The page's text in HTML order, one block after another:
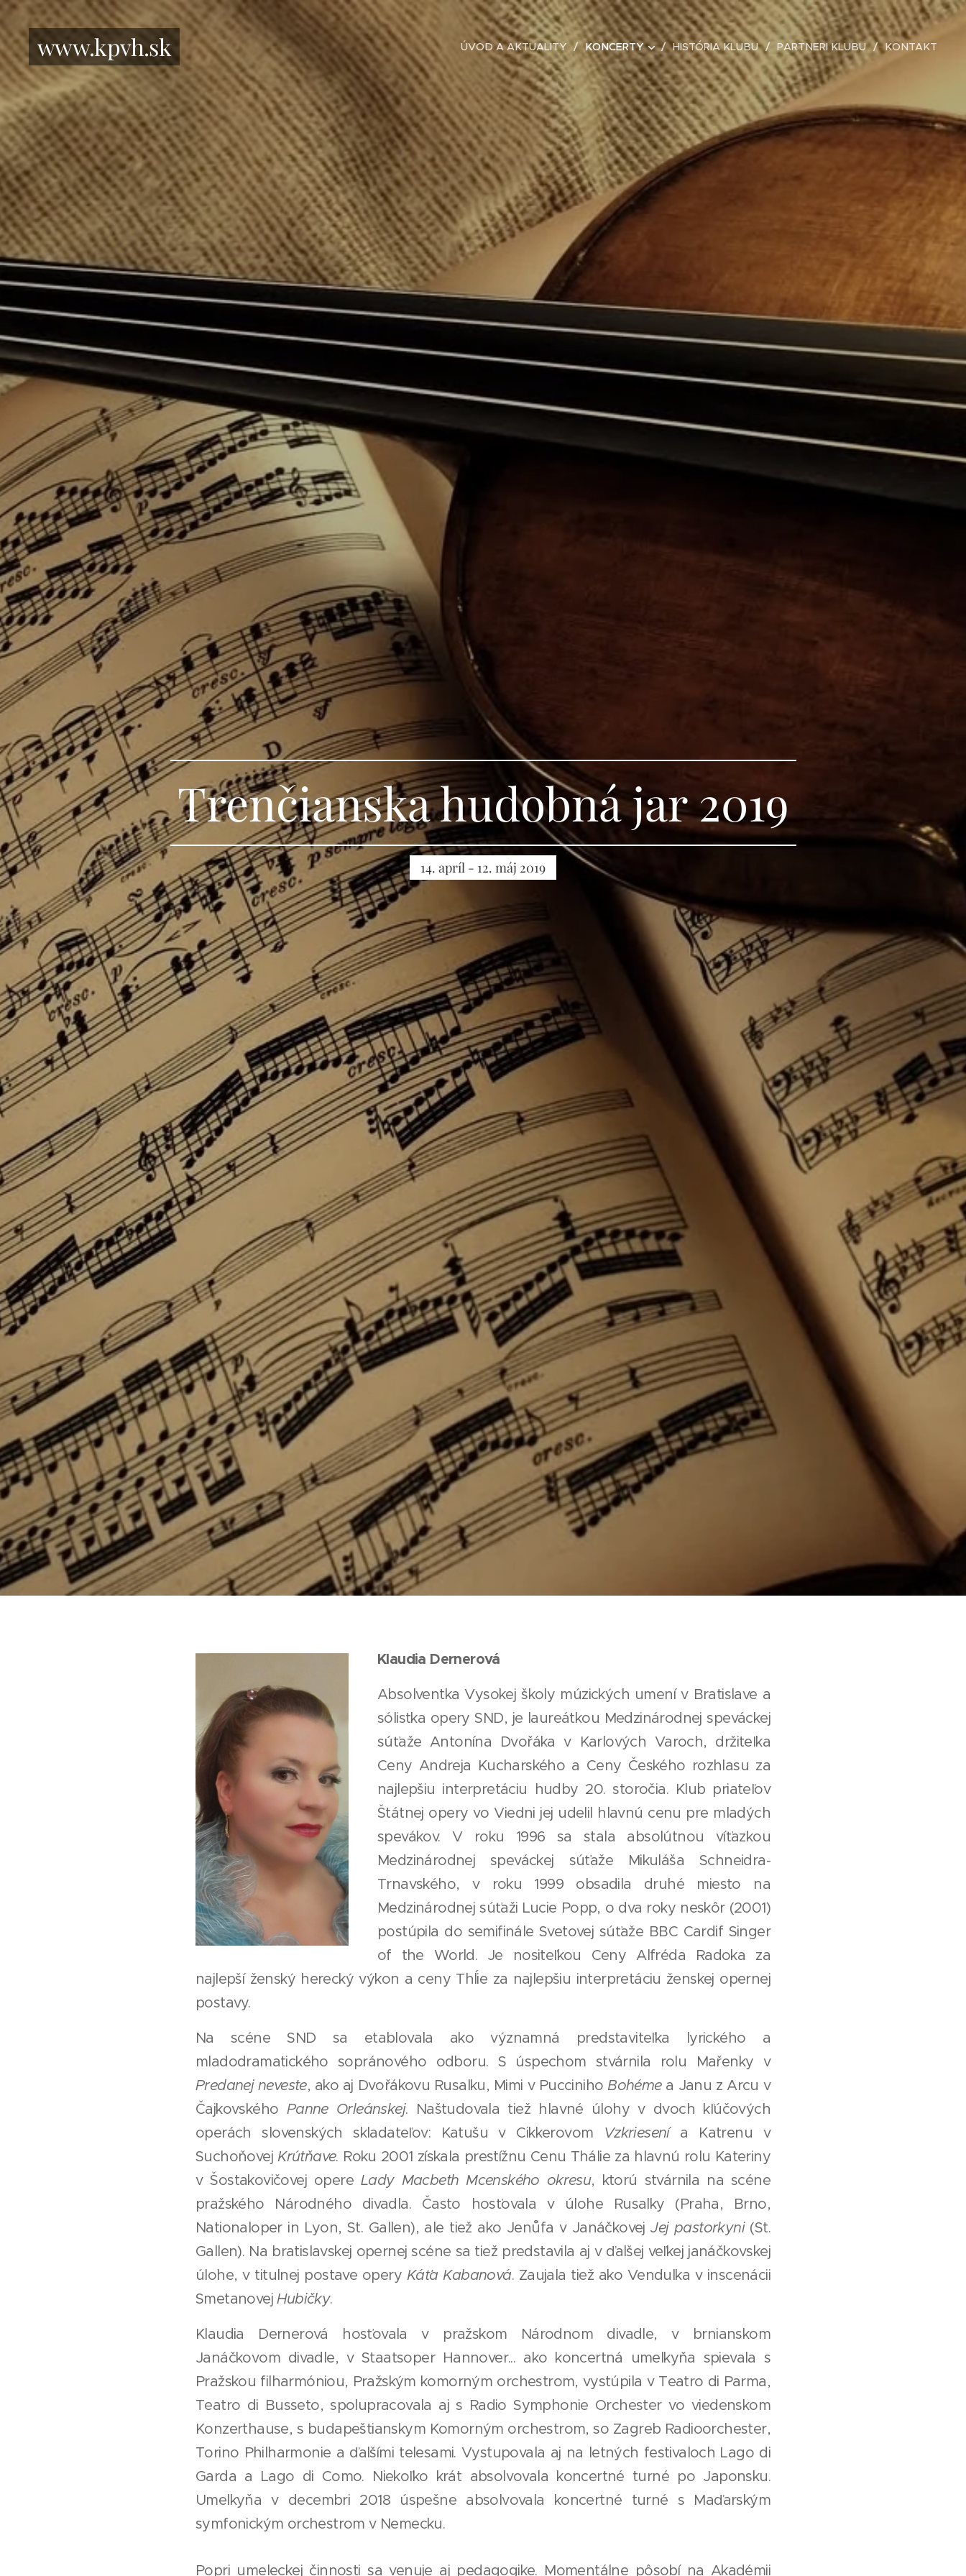
www.kpvh.sk ÚVOD A AKTUALITY KONCERTY HISTÓRIA KLUBU PARTNERI KLUBU KONTAKT
Trenčianska hudobná jar 2019
14. apríl - 12. máj 2019
Klaudia Dernerová
Absolventka Vysokej školy múzických umení v Bratislave a
sólistka opery SND, je laureátkou Medzinárodnej speváckej
súťaže Antonína Dvořáka v Karlových Varoch, držiteľka
Ceny Andreja Kucharského a Ceny Českého rozhlasu za
najlepšiu interpretáciu hudby 20. storočia. Klub priateľov
Štátnej opery vo Viedni jej udelil hlavnú cenu pre mladých
spevákov. V roku 1996 sa stala absolútnou víťazkou
Medzinárodnej speváckej súťaže Mikuláša Schneidra-
Trnavského, v roku 1999 obsadila druhé miesto na
Medzinárodnej súťaži Lucie Popp, o dva roky neskôr (2001)
postúpila do semifinále Svetovej súťaže BBC Cardif Singer
of the World. Je nositeľkou Ceny Alfréda Radoka za
najlepší ženský herecký výkon a ceny Thĺie za najlepšiu interpretáciu ženskej opernej
postavy.
Na scéne SND sa etablovala ako významná predstaviteľka lyrického a
mladodramatického sopránového odboru. S úspechom stvárnila rolu Mařenky v
Predanej neveste, ako aj Dvořákovu Rusalku, Mimi v Pucciniho Bohémea Janu z Arcu v
Čajkovského Panne Orleánskej. Naštudovala tiež hlavné úlohy v dvoch kľúčových
operách slovenských skladateľov: Katušu v Cikkerovom Vzkriesenía Katrenu v
Suchoňovej Krútňave. Roku 2001 získala prestížnu Cenu Thálie za hlavnú rolu Kateriny
v Šostakovičovej opere Lady Macbeth Mcenského okresu, ktorú stvárnila na scéne
pražského Národného divadla. Často hosťovala v úlohe Rusalky (Praha, Brno,
Nationaloper in Lyon, St. Gallen), ale tiež ako Jenůfa v JanáčkovejJej pastorkyni(St.
Gallen). Na bratislavskej opernej scéne sa tiež predstavila aj v ďalšej veľkej janáčkovskej
úlohe, v titulnej postave opery Káťa Kabanová. Zaujala tiež ako Vendulka v inscenácii
SmetanovejHubičky.
Klaudia Dernerová hosťovala v pražskom Národnom divadle, v brnianskom
Janáčkovom divadle, v Staatsoper Hannover... ako koncertná umelkyňa spievala s
Pražskou filharmóniou, Pražským komorným orchestrom, vystúpila v Teatro di Parma,
Teatro di Busseto, spolupracovala aj s Radio Symphonie Orchester vo viedenskom
Konzerthause, s budapeštianskym Komorným orchestrom, so Zagreb Radioorchester,
Torino Philharmonie a ďalšími telesami. Vystupovala aj na letných festivaloch Lago di
Garda a Lago di Como. Niekoľko krát absolvovala koncertné turné po Japonsku.
Umelkyňa v decembri 2018 úspešne absolvovala koncertné turné s Maďarským
symfonickým orchestrom v Nemecku.
Popri umeleckej činnosti sa venuje aj pedagogike. Momentálne pôsobí na Akadémii